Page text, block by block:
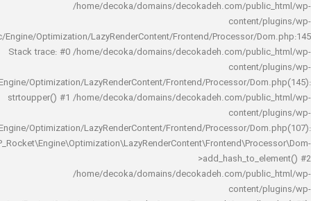
/home/decoka/domains/decokadeh.com/
rocket/inc/Engine/Optimization/LazyRenderContent/Frontend/Processor/
Stack trace: #0 /home/decoka/domains/decokadeh.com/
rocket/inc/Engine/Optimization/LazyRenderContent/Frontend/Processor/
strtoupper() #1 /home/decoka/domains/decokadeh.com/
rocket/inc/Engine/Optimization/LazyRenderContent/Frontend/Processor/
/home/decoka/domains/decokadeh.com/